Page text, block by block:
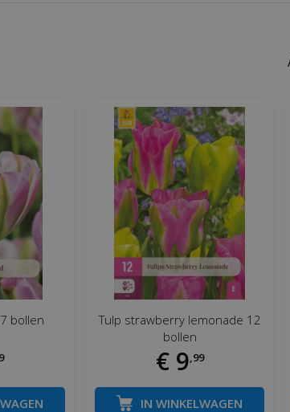
bollen
Tulp strawberry lemonade 12
bollen
€ 9 99
IN WINKELWAGEN